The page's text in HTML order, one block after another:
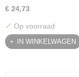
€ 24,73
✓ Op voorraad
IN WINKELWAGEN